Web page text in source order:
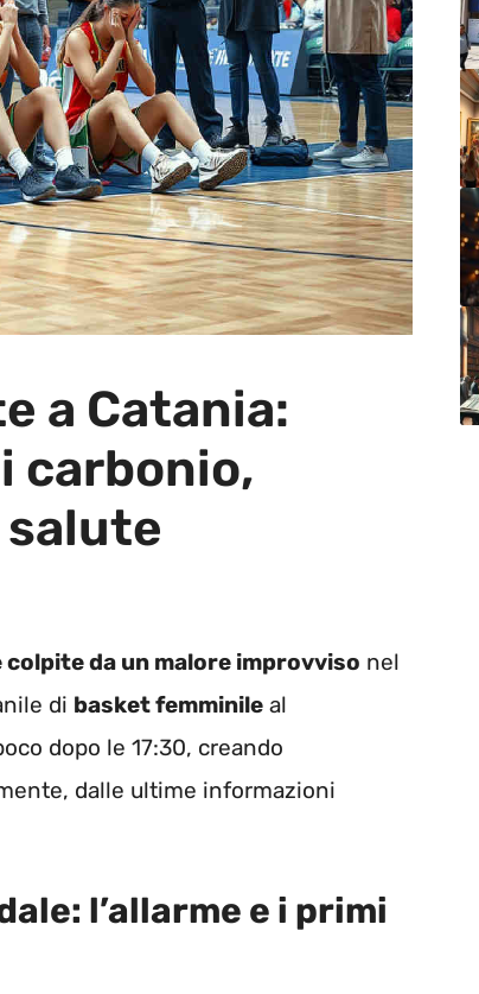
a Catania:
carbonio,
salute
da un malore improvviso nel
di basket femminile al
dopo le 17:30, creando
dalle ultime informazioni
l’allarme e i primi